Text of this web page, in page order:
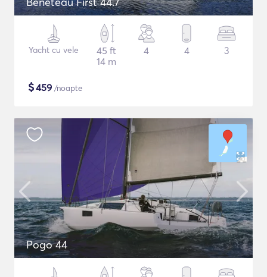
Yacht cu vele
45 ft
14 m
4 4 3
$459 /noapte
Pogo 44